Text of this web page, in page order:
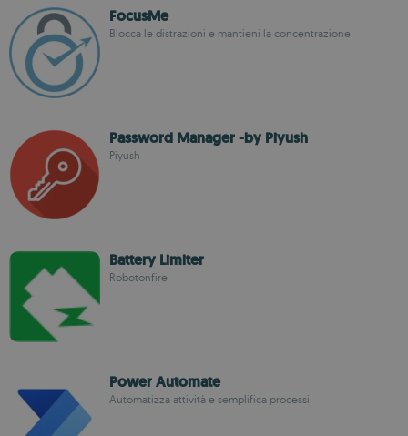
FocusMe
Blocca le distrazioni e mantieni la concentrazione
Password Manager -by Piyush
Piyush
Battery Limiter
Robotonfire
Power Automate
Automatizza attività e semplifica processi